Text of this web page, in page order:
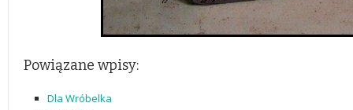
Powiązane wpisy:
Dla Wróbelka